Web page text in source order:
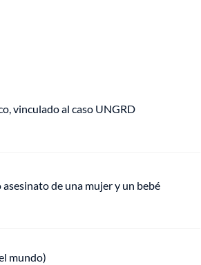
vinculado al caso UNGRD
de una mujer y un bebé
mundo)